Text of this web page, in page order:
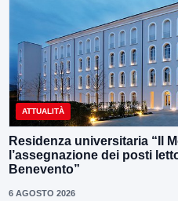
ATTUALITÀ
Residenza universitaria “Il
l’assegnazione dei posti
Benevento”
6 AGOSTO 2026